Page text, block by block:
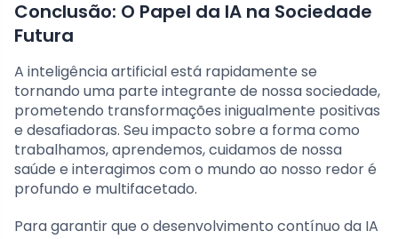
Conclusão: O Papel da IA na Sociedade
Futura
A inteligência artificial está rapidamente se
tornando uma parte integrante de nossa sociedade,
prometendo transformações inigualmente positivas
e desafiadoras. Seu impacto sobre a forma como
trabalhamos, aprendemos, cuidamos de nossa
saúde e interagimos com o mundo ao nosso redor é
profundo e multifacetado.
Para garantir que o desenvolvimento contínuo da IA